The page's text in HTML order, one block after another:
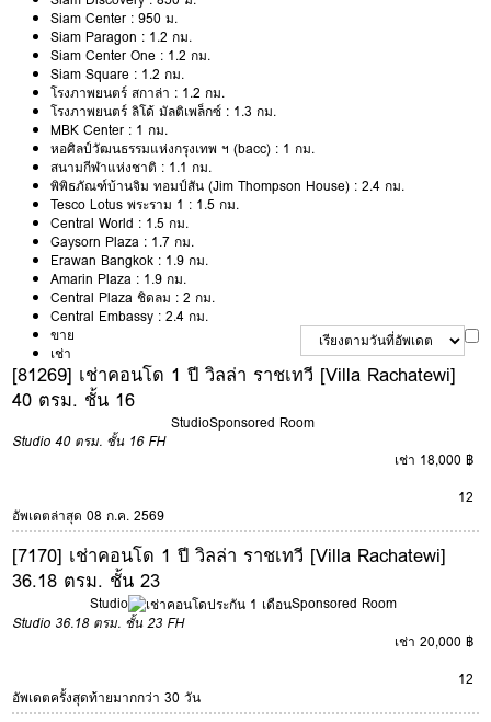
Siam Center : 950 ม.
Siam Paragon : 1.2 กม.
Siam Center One : 1.2 กม.
Siam Square : 1.2 กม.
โรงภาพยนตร์ สกาล่า : 1.2 กม.
โรงภาพยนตร์ ลิโด้ มัลติเพล็กซ์ : 1.3 กม.
MBK Center : 1 กม.
หอศิลป์วัฒนธรรมแห่งกรุงเทพ ฯ (bacc) : 1 กม.
สนามกีฬาแห่งชาติ : 1.1 กม.
พิพิธภัณฑ์บ้านจิม ทอมป์สัน (Jim Thompson House) : 2.4 กม.
Tesco Lotus พระราม 1 : 1.5 กม.
Central World : 1.5 กม.
Gaysorn Plaza : 1.7 กม.
Erawan Bangkok : 1.9 กม.
Amarin Plaza : 1.9 กม.
Central Plaza ชิดลม : 2 กม.
Central Embassy : 2.4 กม.
ขาย
เช่า
[81269] เช่าคอนโด 1 ปี วิลล่า ราชเทวี [Villa Rachatewi]
40 ตรม. ชั้น 16
StudioSponsored Room
Studio 40 ตรม. ชั้น 16 FH
เช่า 18,000 ฿
12
อัพเดตล่าสุด 08 ก.ค. 2569
[7170] เช่าคอนโด 1 ปี วิลล่า ราชเทวี [Villa Rachatewi]
36.18 ตรม. ชั้น 23
Studio
Sponsored Room
Studio 36.18 ตรม. ชั้น 23 FH
เช่า 20,000 ฿
12
อัพเดตครั้งสุดท้ายมากกว่า 30 วัน